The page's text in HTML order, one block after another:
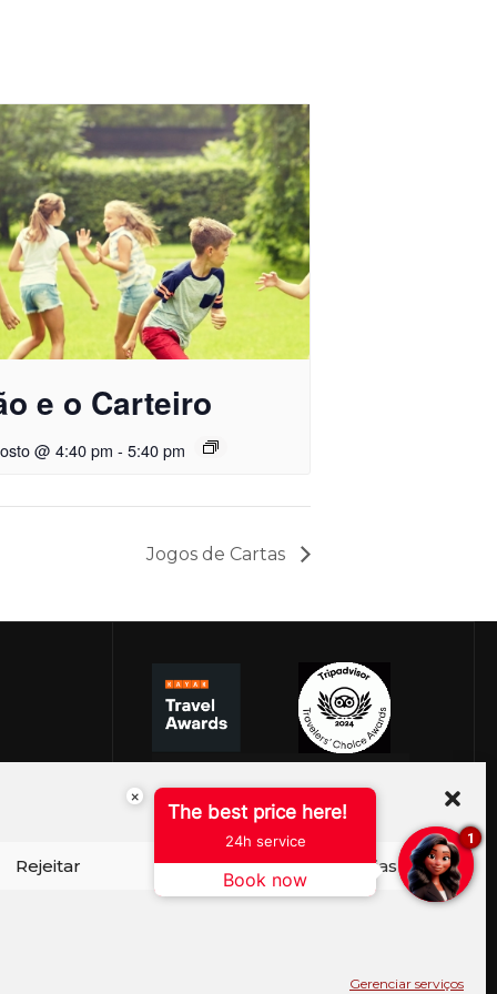
Gerenciar serviços
Rejeitar Ver preferências
e o Carteiro
@ 4:40 pm - 5:40 pm
Jogos de Cartas
×
The best price here!
24h service
Book now
1